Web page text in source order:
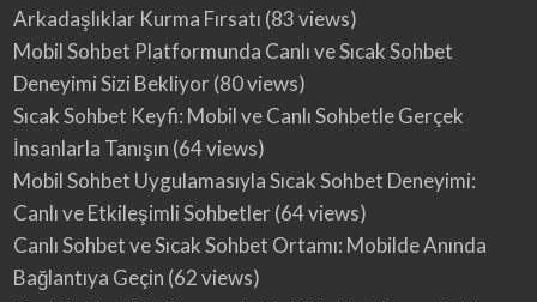
Arkadaşlıklar Kurma Fırsatı (83 views)
Mobil Sohbet Platformunda Canlı ve Sıcak Sohbet
Deneyimi Sizi Bekliyor(80 views)
Sıcak Sohbet Keyfi: Mobil ve Canlı Sohbetle Gerçek
İnsanlarla Tanışın (64 views)
Mobil Sohbet Uygulamasıyla Sıcak Sohbet Deneyimi:
Canlı ve Etkileşimli Sohbetler(64 views)
Canlı Sohbet ve Sıcak Sohbet Ortamı: Mobilde Anında
Bağlantıya Geçin (62 views)